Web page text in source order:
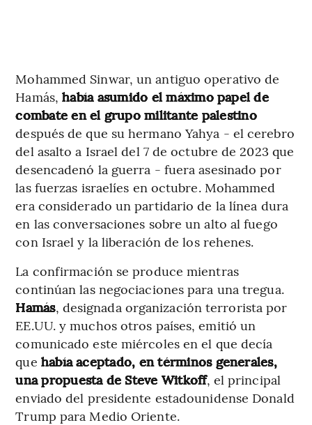
Mohammed Sinwar, un antiguo operativo de
Hamás, había asumido el máximo papel de
combate en el grupo militante palestino
después de que su hermano Yahya - el cerebro
del asalto a Israel del 7 de octubre de 2023 que
desencadenó la guerra - fuera asesinado por
las fuerzas israelíes en octubre. Mohammed
era considerado un partidario de la línea dura
en las conversaciones sobre un alto al fuego
con Israel y la liberación de los rehenes.
La confirmación se produce mientras
continúan las negociaciones para una tregua.
Hamás, designada organización terrorista por
EE.UU. y muchos otros países, emitió un
comunicado este miércoles en el que decía
que había aceptado, en términos generales,
una propuesta de Steve Witkoff, el principal
enviado del presidente estadounidense Donald
Trump para Medio Oriente.